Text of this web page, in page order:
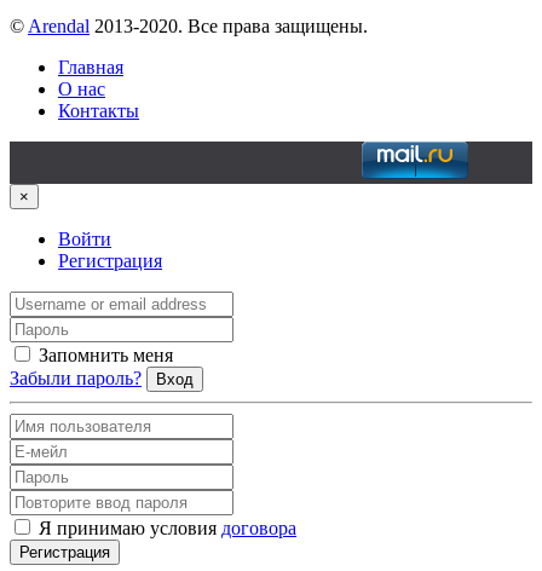
© Arendal 2013-2020. Все права защищены.
Главная
О нас
Контакты
×
Войти
Регистрация
Запомнить меня
Забыли пароль?
Вход
Я принимаю условия договора
Регистрация